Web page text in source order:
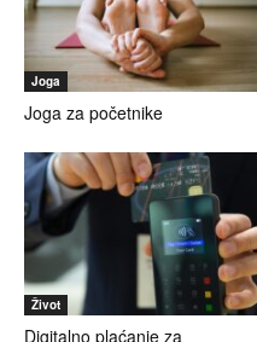
Joga
Joga za početnike
Život
Digitalno plaćanje za